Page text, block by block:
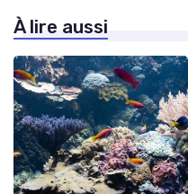
À lire aussi